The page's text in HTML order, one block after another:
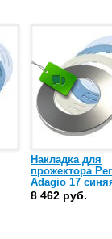
Накладка для
прожектора
Adagio 17
(74404)
8 462 руб.